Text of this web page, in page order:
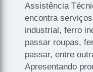
Assistência
encontra
industrial, ferro
passar roupas,
passar, entre
Apresentando